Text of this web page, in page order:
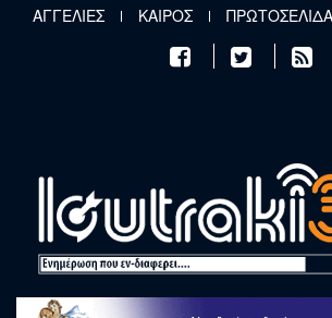
Παράκαμψη προς το κυρίως περιεχόμενο
ΑΓΓΕΛΙΕΣ ΚΑΙΡΟΣ ΠΡΩΤΟΣΕΛΙΔΑ